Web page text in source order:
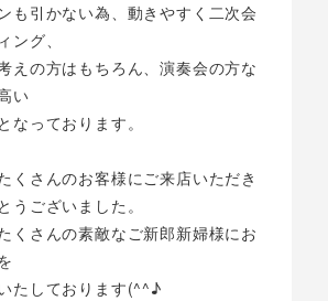
も引かない為、動きやすく二次会
ング、
えの方はもちろん、演奏会の方な
い
なっております。
くさんのお客様にご来店いただき
うございました。
くさんの素敵なご新郎新婦様にお
たしております(^^♪